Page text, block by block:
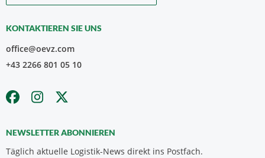
KONTAKTIEREN SIE UNS
office@oevz.com
+43 2266 801 05 10
NEWSLETTER ABONNIEREN
Täglich aktuelle Logistik-News direkt ins Postfach.